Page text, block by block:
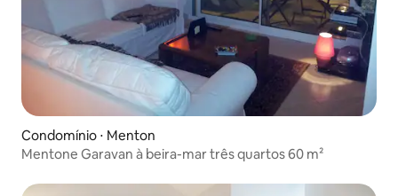
Condomínio ⋅ Menton
Mentone Garavan à beira-mar três quartos 60 m²